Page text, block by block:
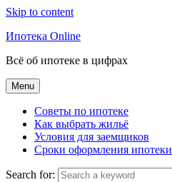
Skip to content
Ипотека Online
Всё об ипотеке в цифрах
Menu
Советы по ипотеке
Как выбрать жильё
Условия для заемщиков
Сроки оформления ипотеки
Search for: